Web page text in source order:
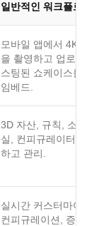
일반적인 워크플로
모바일 앱에서 4K 제
을 촬영하고 업로드한
스팅된 쇼케이스를
임베드.
3D 자산, 규칙, 소재,
실, 컨피규레이터 경
하고 관리.
실시간 커스터마이징,
컨피규레이션, 증강현